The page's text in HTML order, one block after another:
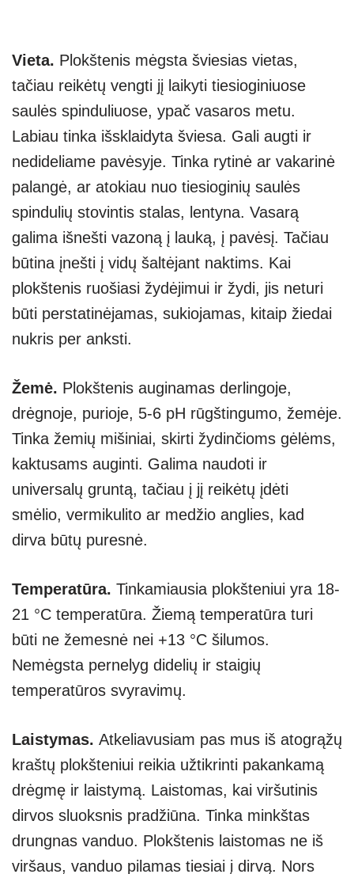
Vieta. Plokštenis mėgsta šviesias vietas,
tačiau reikėtų vengti jį laikyti tiesioginiuose
saulės spinduliuose, ypač vasaros metu.
Labiau tinka išsklaidyta šviesa. Gali augti ir
nedideliame pavėsyje. Tinka rytinė ar vakarinė
palangė, ar atokiau nuo tiesioginių saulės
spindulių stovintis stalas, lentyna. Vasarą
galima išnešti vazoną į lauką, į pavėsį. Tačiau
būtina įnešti į vidų šaltėjant naktims. Kai
plokštenis ruošiasi žydėjimui ir žydi, jis neturi
būti perstatinėjamas, sukiojamas, kitaip žiedai
nukris per anksti.
Žemė. Plokštenis auginamas derlingoje,
drėgnoje, purioje, 5-6 pH rūgštingumo, žemėje.
Tinka žemių mišiniai, skirti žydinčioms gėlėms,
kaktusams auginti. Galima naudoti ir
universalų gruntą, tačiau į jį reikėtų įdėti
smėlio, vermikulito ar medžio anglies, kad
dirva būtų puresnė.
Temperatūra. Tinkamiausia plokšteniui yra 18-
21 °C temperatūra. Žiemą temperatūra turi
būti ne žemesnė nei +13 °C šilumos.
Nemėgsta pernelyg didelių ir staigių
temperatūros svyravimų.
Laistymas. Atkeliavusiam pas mus iš atogrąžų
kraštų plokšteniui reikia užtikrinti pakankamą
drėgmę ir laistymą. Laistomas, kai viršutinis
dirvos sluoksnis pradžiūna. Tinka minkštas
drungnas vanduo. Plokštenis laistomas ne iš
viršaus, vanduo pilamas tiesiai į dirvą. Nors